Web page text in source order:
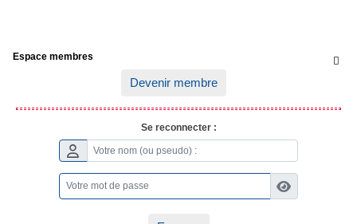

Espace membres
Devenir membre
Se reconnecter :